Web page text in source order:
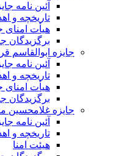
آئین نامه
تاریخچه و
هیأت امنای
برگزیدگان
جایزه ابوالقاسم
آئین نامه
تاریخچه و
هیأت امنای
برگزیدگان
جایزه غلامحسین
آئین نامه
تاریخچه و
هیئت امنا